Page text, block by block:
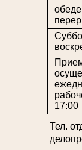
17:00
Тел.